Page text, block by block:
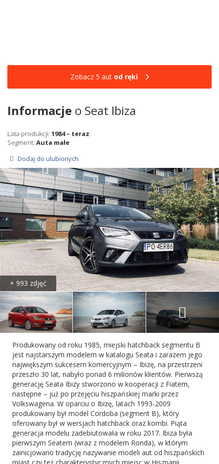
Zobacz 5 aut od ręki
Informacje o Seat Ibiza
Lata produkcji: 1984 – teraz
Segment: Auta małe
Dodaj do ulubionych
+ 993 zdjęć
Produkowany od roku 1985, miejski hatchback segmentu B
jest najstarszym modelem w katalogu Seata i zarazem jego
największym sukcesem komercyjnym – Ibizę, na przestrzeni
przeszło 30 lat, nabyło ponad 6 milionów klientów. Pierwszą
generację Seata Ibizy stworzono w kooperacji z Fiatem,
następne – już po przejęciu hiszpańskiej marki przez
Volkswagena. W oparciu o Ibizę, latach 1993-2009
produkowany był model Cordoba (segment B), który
oferowany był w wersjach hatchback oraz kombi. Piąta
generacja modelu zadebiutowała w roku 2017. Ibiza była
pierwszym Seatem (wraz z modelem Ronda), w którym
zainicjowano tradycję nazywanie modeli aut od hiszpańskich
miast czy też charakterystycznych miejsc w Hiszpanii.